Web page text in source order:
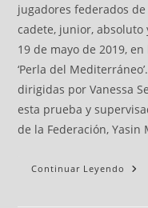
jugadores federados
cadete, junior, absoluto
19 de mayo de 2019,
‘Perla del
dirigidas por Vanessa
esta prueba y
de la Federación, Yasin
Continuar Leyendo